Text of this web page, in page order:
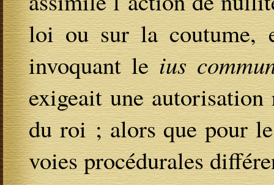
loi ou sur la coutume,
invoquant leius
exigeait une
du roi ; alors que pour
voies procédurales